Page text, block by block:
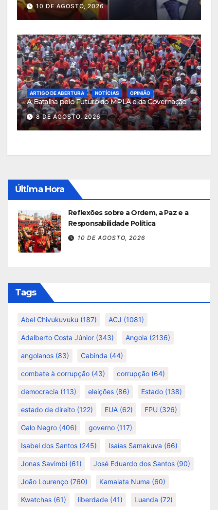
10 DE AGOSTO, 2026
ARTIGO DE ABERTURA NOTÍCIAS OPINIÃO
A Batalha pelo Futuro do MPLA e da Governação
8 DE AGOSTO, 2026
Última Hora
Reflexões sobre a Ordem, a Paz e a
Responsabilidade Política
10 DE AGOSTO, 2026
Tags
Abel Chivukuvuku (187) ACJ (1081)
Adalberto Costa Júnior (343) Angola (2136)
angolanos (83) Cabinda (44)
combate à corrupção (43) corrupção (64)
democracia (113) eleições (86) Estado (138)
estado de direito (122) EUA (62) FPU (326)
Galo Negro (406) governo (117)
Isabel dos Santos (245) Isaías Samakuva (66)
Jonas Savimbi (61) José Eduardo dos Santos (90)
João Lourenço (760) Kamalata Numa (60)
Kwatchas (61) liberdade (41) Luanda (72)